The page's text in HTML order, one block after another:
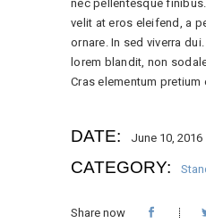
nec pellentesque
velit at eros eleifend, a
ornare. In sed viverra
lorem blandit, non
Cras elementum pretium
DATE: June 10, 2016
CATEGORY:
Share now